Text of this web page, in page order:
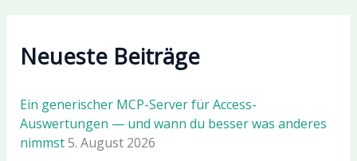
Neueste Beiträge
Ein generischer MCP-Server für Access-
Auswertungen — und wann du besser was anderes
nimmst5. August 2026